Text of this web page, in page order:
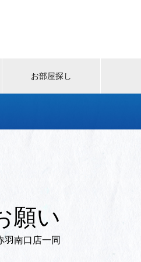
お部屋探し
願い
南口店一同